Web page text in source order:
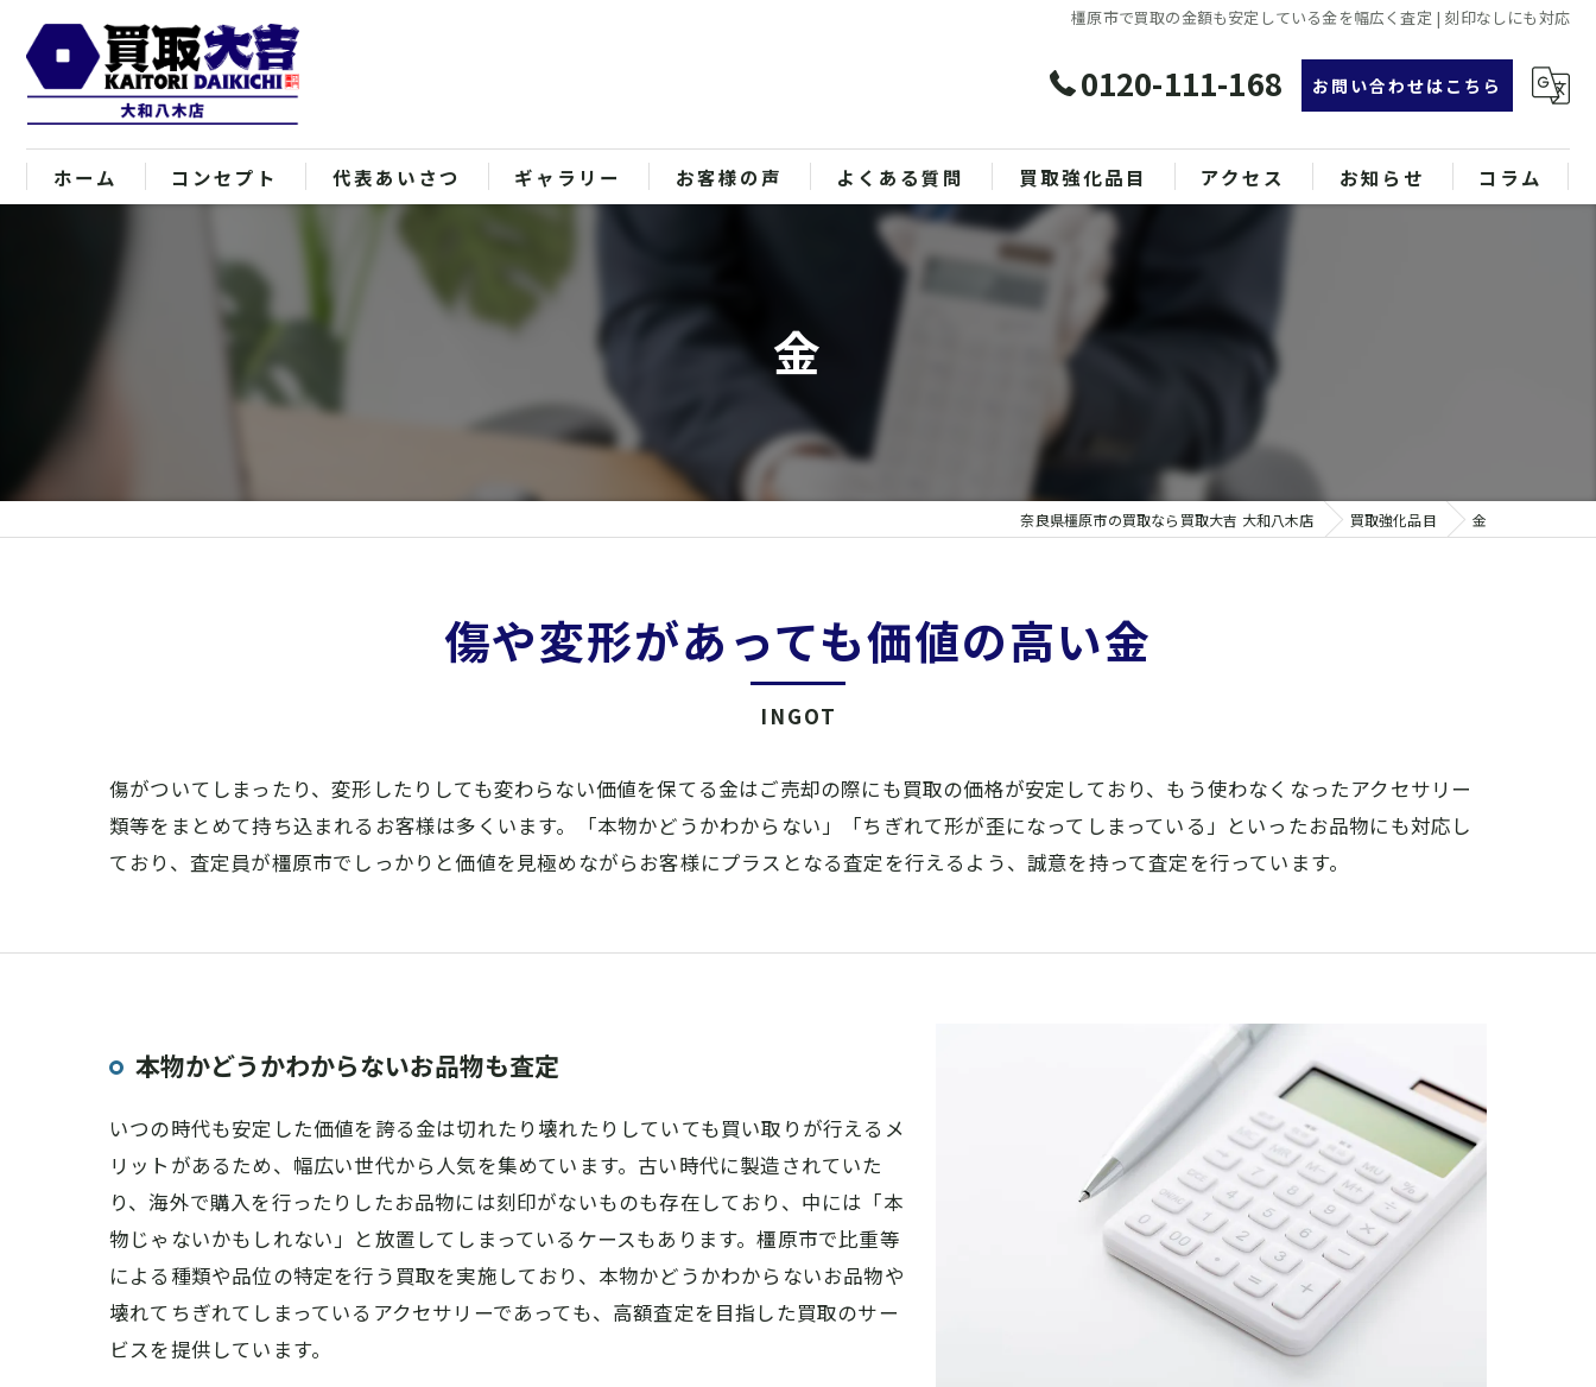
橿原市で買取の金額も安定している金を幅広く査定 | 刻印なしにも対応
0120-111-168 お問い合わせはこちら
ホーム コンセプト 代表あいさつ ギャラリー お客様の声 よくある質問 買取強化品目
バッグ
ブランド品
時計
アクセス お知らせ コラム
金
奈良県橿原市の買取なら買取大吉 大和八木店 買取強化品目 金
傷や変形があっても価値の高い金
INGOT
傷がついてしまったり、変形したりしても変わらない価値を保てる金はご売却の際にも買取の価格が安定しており、もう使わなくなったアクセサリー
類等をまとめて持ち込まれるお客様は多くいます。「本物かどうかわからない」「ちぎれて形が歪になってしまっている」といったお品物にも対応し
ており、査定員が橿原市でしっかりと価値を見極めながらお客様にプラスとなる査定を行えるよう、誠意を持って査定を行っています。
本物かどうかわからないお品物も査定
いつの時代も安定した価値を誇る金は切れたり壊れたりしていても買い取りが行えるメ
リットがあるため、幅広い世代から人気を集めています。古い時代に製造されていた
り、海外で購入を行ったりしたお品物には刻印がないものも存在しており、中には「本
物じゃないかもしれない」と放置してしまっているケースもあります。橿原市で比重等
による種類や品位の特定を行う買取を実施しており、本物かどうかわからないお品物や
壊れてちぎれてしまっているアクセサリーであっても、高額査定を目指した買取のサー
ビスを提供しています。